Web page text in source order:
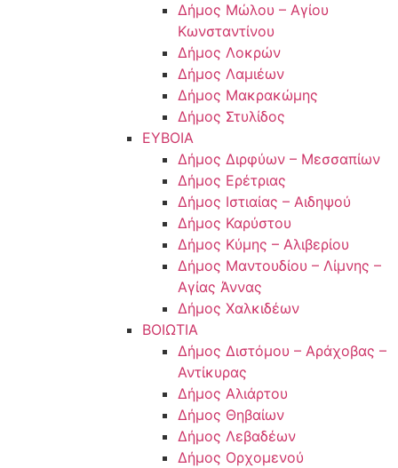
Δήμος Μώλου – Αγίου
Κωνσταντίνου
Δήμος Λοκρών
Δήμος Λαμιέων
Δήμος Μακρακώμης
Δήμος Στυλίδος
ΕΥΒΟΙΑ
Δήμος Διρφύων – Μεσσαπίων
Δήμος Ερέτριας
Δήμος Ιστιαίας – Αιδηψού
Δήμος Καρύστου
Δήμος Κύμης – Αλιβερίου
Δήμος Μαντουδίου – Λίμνης –
Αγίας Άννας
Δήμος Χαλκιδέων
ΒΟΙΩΤΙΑ
Δήμος Διστόμου – Αράχοβας –
Αντίκυρας
Δήμος Αλιάρτου
Δήμος Θηβαίων
Δήμος Λεβαδέων
Δήμος Ορχομενού